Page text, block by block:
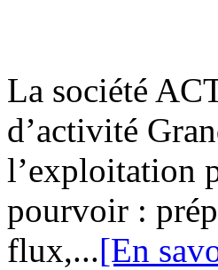
La société
d’activité
l’exploitation
pourvoir :
flux,...[En